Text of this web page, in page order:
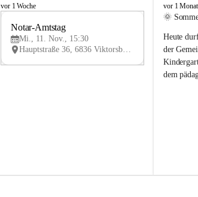
V
vor 1 Woche
V
Notar-Amtstag
Mi., 11. Nov., 15:30
Hauptstraße 36, 6836 Viktorsberg, AUT
V
i
t
o
r
s
vor 1 Monat
🌞
Heute
der
dem